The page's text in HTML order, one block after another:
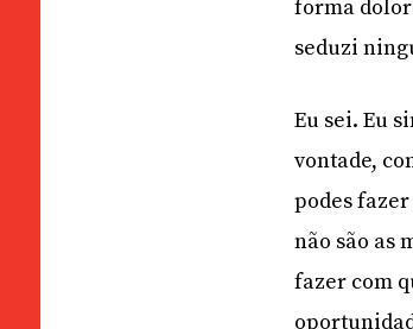
forma
seduzi
Eu sei. Eu
vontade,
podes
não são as
fazer com